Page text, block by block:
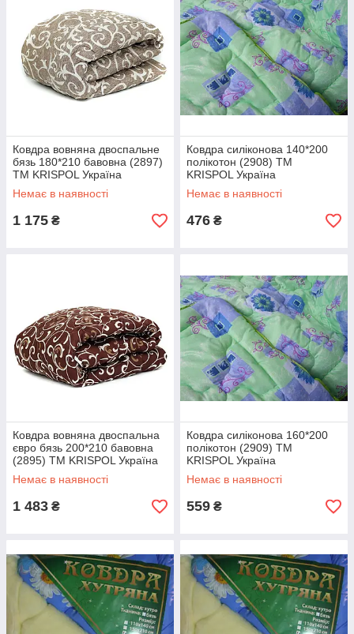
Ковдра вовняна двоспальне
бязь 180*210 бавовна (2897)
TM KRISPOL Україна
Немає в наявності
1 175 ₴
Ковдра силіконова 140*200
полікотон (2908) TM
KRISPOL Україна
Немає в наявності
476 ₴
Ковдра вовняна двоспальна
євро бязь 200*210 бавовна
(2895) TM KRISPOL Україна
Немає в наявності
1 483 ₴
Ковдра силіконова 160*200
полікотон (2909) TM
KRISPOL Україна
Немає в наявності
559 ₴